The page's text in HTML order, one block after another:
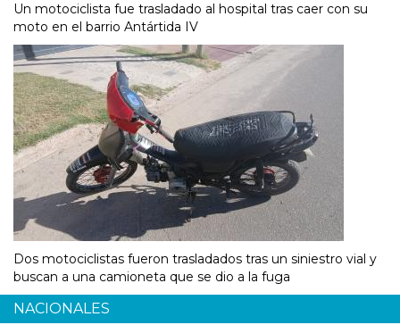
Un motociclista fue trasladado al hospital tras caer con su
moto en el barrio Antártida IV
Dos motociclistas fueron trasladados tras un siniestro vial y
buscan a una camioneta que se dio a la fuga
NACIONALES